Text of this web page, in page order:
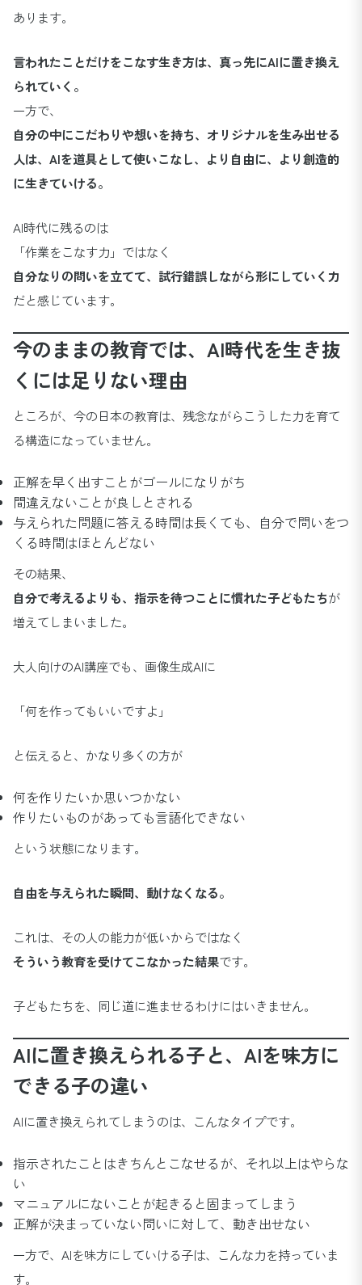
あります。
言われたことだけをこなす生き方は、真っ先にAIに置き換え
られていく。
一方で、
自分の中にこだわりや想いを持ち、オリジナルを生み出せる
人は、AIを道具として使いこなし、より自由に、より創造的
に生きていける。
AI時代に残るのは
「作業をこなす力」ではなく
自分なりの問いを立てて、試行錯誤しながら形にしていく力
だと感じています。
今のままの教育では、AI時代を生き抜
くには足りない理由
ところが、今の日本の教育は、残念ながらこうした力を育て
る構造になっていません。
正解を早く出すことがゴールになりがち
間違えないことが良しとされる
与えられた問題に答える時間は長くても、自分で問いをつ
くる時間はほとんどない
その結果、
自分で考えるよりも、指示を待つことに慣れた子どもたちが
増えてしまいました。
大人向けのAI講座でも、画像生成AIに
「何を作ってもいいですよ」
と伝えると、かなり多くの方が
何を作りたいか思いつかない
作りたいものがあっても言語化できない
という状態になります。
自由を与えられた瞬間、動けなくなる。
これは、その人の能力が低いからではなく
そういう教育を受けてこなかった結果です。
子どもたちを、同じ道に進ませるわけにはいきません。
AIに置き換えられる子と、AIを味方に
できる子の違い
AIに置き換えられてしまうのは、こんなタイプです。
指示されたことはきちんとこなせるが、それ以上はやらな
い
マニュアルにないことが起きると固まってしまう
正解が決まっていない問いに対して、動き出せない
一方で、AIを味方にしていける子は、こんな力を持っていま
す。